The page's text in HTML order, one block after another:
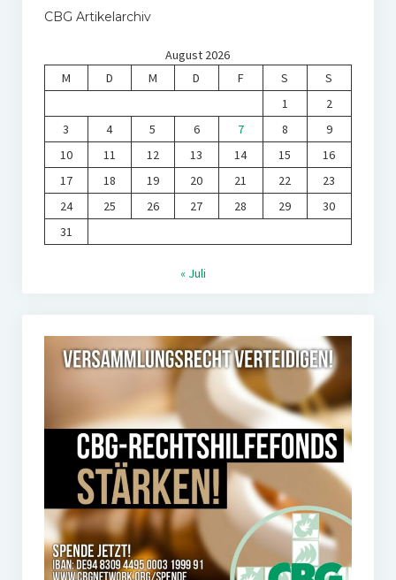
CBG Artikelarchiv
August 2026
M
D M D F S
S
1
2
3
4 5 6 7 8
9
10
11 12 13 14 15
16
17
18 19 20 21 22
23
24
25 26 27 28 29
30
31
« Juli